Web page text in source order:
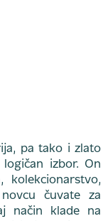
pa tako i zlato
izbor. On
kolekcionarstvo,
čuvate za
način klade na